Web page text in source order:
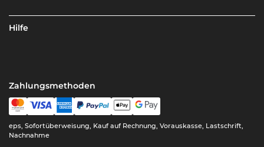
Hilfe
Zahlungsmethoden
eps, Sofortüberweisung, Kauf auf Rechnung, Vorauskasse, Lastschrift,
Nachnahme